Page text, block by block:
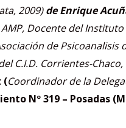
2009) de Enrique
Docente del
de Psicoanalisis
C.I.D. Corrientes-
(Coordinador de la
Nº 319 – Posadas